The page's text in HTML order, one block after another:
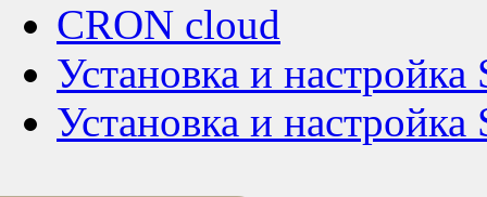
CRON cloud
Установка и настройка
Установка и